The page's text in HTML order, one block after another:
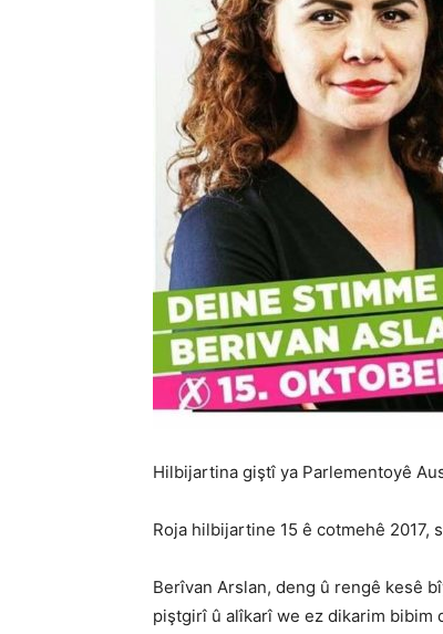
Hilbijartina giştî ya Parlementoyê
Roja hilbijartine 15 ê cotmehê 2017,
Berîvan Arslan, deng û rengê kesê
piştgirî û alîkarî we ez dikarim bibim